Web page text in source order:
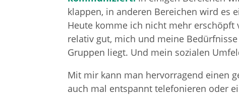
klappen, in anderen Bereichen wird es
Heute komme ich nicht mehr erschöpft
relativ gut, mich und meine
Gruppen liegt. Und mein sozialen
Mit mir kann man hervorragend einen
auch mal entspannt telefonieren oder